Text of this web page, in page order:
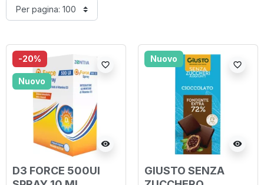
-20%
Nuovo
visibility
favorite_border
D3 FORCE 500UI
Nuovo
visibility
favorite_border
GIUSTO SENZA